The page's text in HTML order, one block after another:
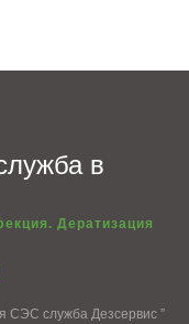
в
Дератизация
СЭС служба Дезсервис ”